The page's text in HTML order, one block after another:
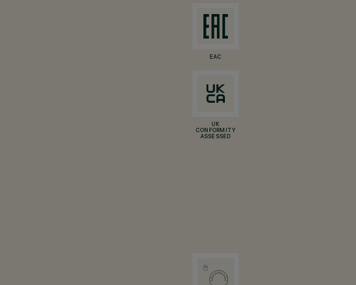
EAC
UK
CONFORMITY
ASSESSED